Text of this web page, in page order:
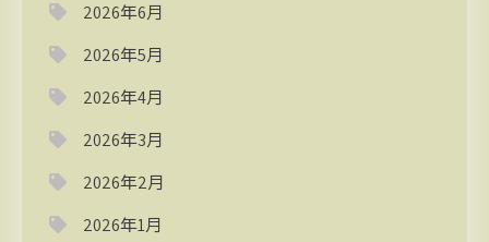
2026年6月
2026年5月
2026年4月
2026年3月
2026年2月
2026年1月